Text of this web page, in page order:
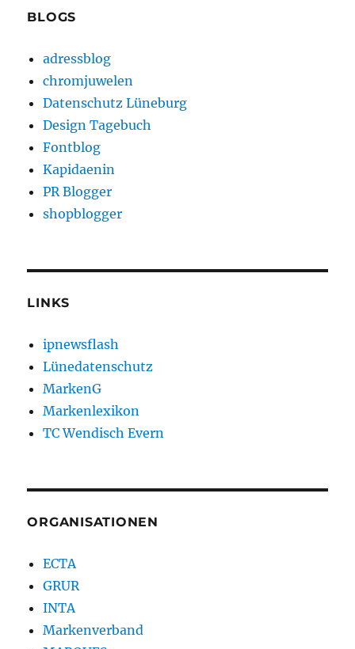
BLOGS
adressblog
chromjuwelen
Datenschutz Lüneburg
Design Tagebuch
Fontblog
Kapidaenin
PR Blogger
shopblogger
LINKS
ipnewsflash
Lünedatenschutz
MarkenG
Markenlexikon
TC Wendisch Evern
ORGANISATIONEN
ECTA
GRUR
INTA
Markenverband